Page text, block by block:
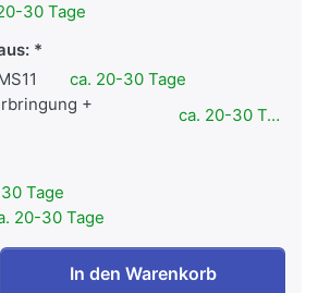
30 Tage
ca. 20-30 Tage
+
ca. 20-30 Tage
Tage
20-30 Tage
Kelton - Brustmuskelmaschine PMS11
In den Warenkorb